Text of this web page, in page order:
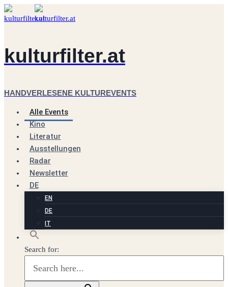
Zum
Inhalt
kulturfilter.at
HANDVERLESENE KULTUREVENTS
Alle Events
Kino
Literatur
Ausstellungen
Radar
Newsletter
DE
EN
DE
IT
Search for: